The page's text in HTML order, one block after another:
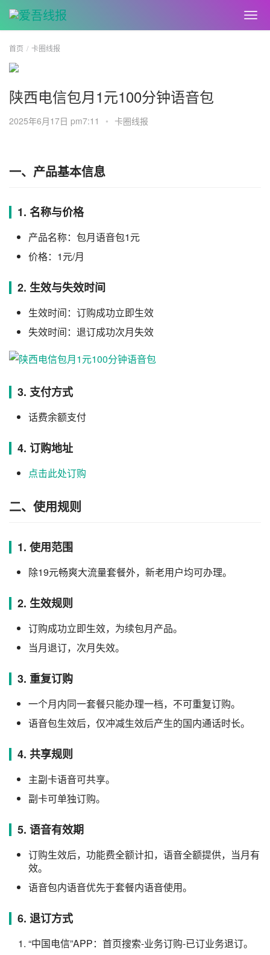
首页 卡圈线报
陕西电信包月1元100分钟语音包
2025年6月17日 pm7:11 • 卡圈线报
一、产品基本信息
1. 名称与价格
产品名称：包月语音包1元
价格：1元/月
2. 生效与失效时间
生效时间：订购成功立即生效
失效时间：退订成功次月失效
3. 支付方式
话费余额支付
4. 订购地址
点击此处订购
二、使用规则
1. 使用范围
除19元畅爽大流量套餐外，新老用户均可办理。
2. 生效规则
订购成功立即生效，为续包月产品。
当月退订，次月失效。
3. 重复订购
一个月内同一套餐只能办理一档，不可重复订购。
语音包生效后，仅冲减生效后产生的国内通话时长。
4. 共享规则
主副卡语音可共享。
副卡可单独订购。
5. 语音有效期
订购生效后，功能费全额计扣，语音全额提供，当月有
效。
语音包内语音优先于套餐内语音使用。
6. 退订方式
“中国电信”APP：首页搜索-业务订购-已订业务退订。